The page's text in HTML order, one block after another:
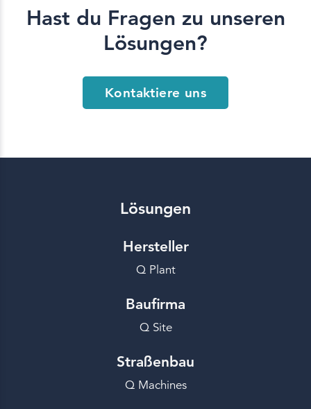
Hast du Fragen zu unseren
Lösungen?
Kontaktiere uns
Lösungen
Hersteller
Q Plant
Baufirma
Q Site
Straßenbau
Q Machines